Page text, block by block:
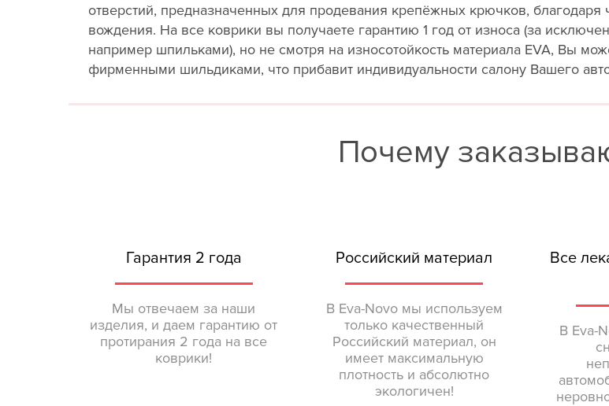
отверстий, предназначенных для продевания крепёжных крючков,
вождения. На все коврики вы получаете гарантию 1 год от износа (за
например шпильками), но не смотря на износотойкость материала EVA, Вы
фирменными шильдиками, что прибавит индивидуальности салону Вашего
Почему
Гарантия 2 года
Мы отвечаем за наши
изделия, и даем гарантию от
протирания 2 года на все
коврики!
Российский материал
В Eva-Novo мы используем
только качественный
Российский материал, он
имеет максимальную
плотность и абсолютно
экологичен!
Все
В Eva-